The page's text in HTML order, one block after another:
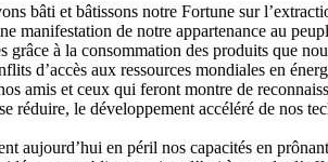
bâti et bâtissons notre Fortune sur
manifestation de notre appartenance au
à la consommation des produits que
d’accès aux ressources mondiales en
amis et ceux qui feront montre de
réduire, le développement accéléré de nos
aujourd’hui en péril nos capacités en